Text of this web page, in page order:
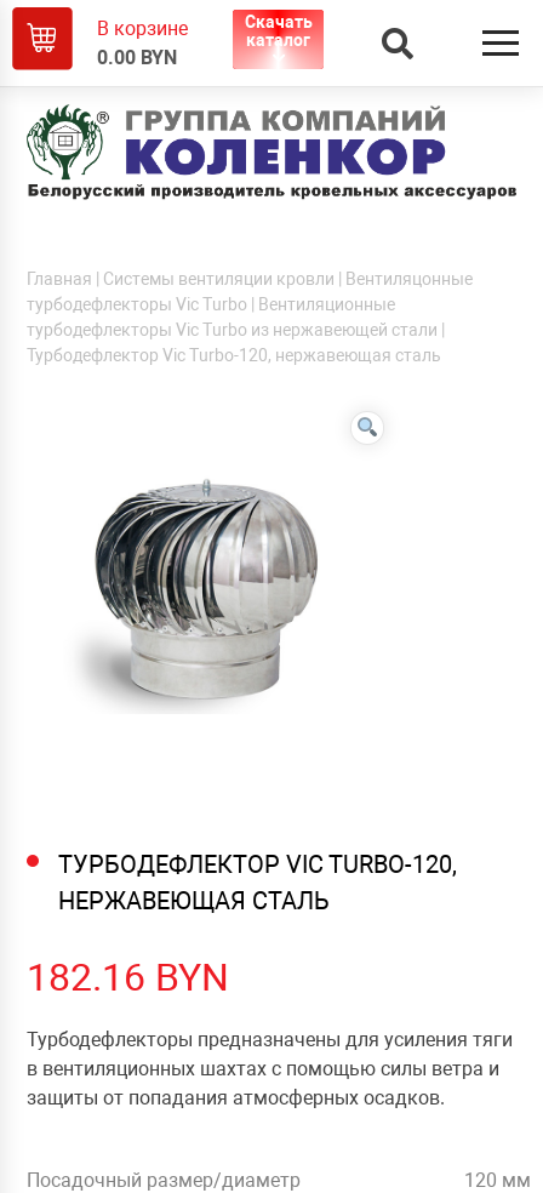
В корзине
0.00 BYN
Скачать
каталог
Главная Системы вентиляции кровли
Вентиляцонные
турбодефлекторы Vic Turbo
Вентиляционные
турбодефлекторы Vic Turbo из нержавеющей стали
Турбодефлектор Vic Turbo-120, нержавеющая сталь
ТУРБОДЕФЛЕКТОР VIC TURBO-120,
НЕРЖАВЕЮЩАЯ СТАЛЬ
182.16 BYN
Турбодефлекторы предназначены для усиления тяги
в вентиляционных шахтах с помощью силы ветра и
защиты от попадания атмосферных осадков.
Посадочный размер/диаметр 120 мм